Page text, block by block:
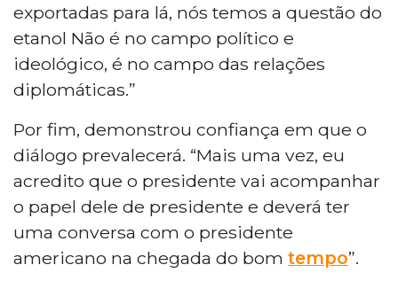
exportadas para lá, nós temos a questão do
etanol Não é no campo político e
ideológico, é no campo das relações
diplomáticas.”
Por fim, demonstrou confiança em que o
diálogo prevalecerá. “Mais uma vez, eu
acredito que o presidente vai acompanhar
o papel dele de presidente e deverá ter
uma conversa com o presidente
americano na chegada do bom tempo”.